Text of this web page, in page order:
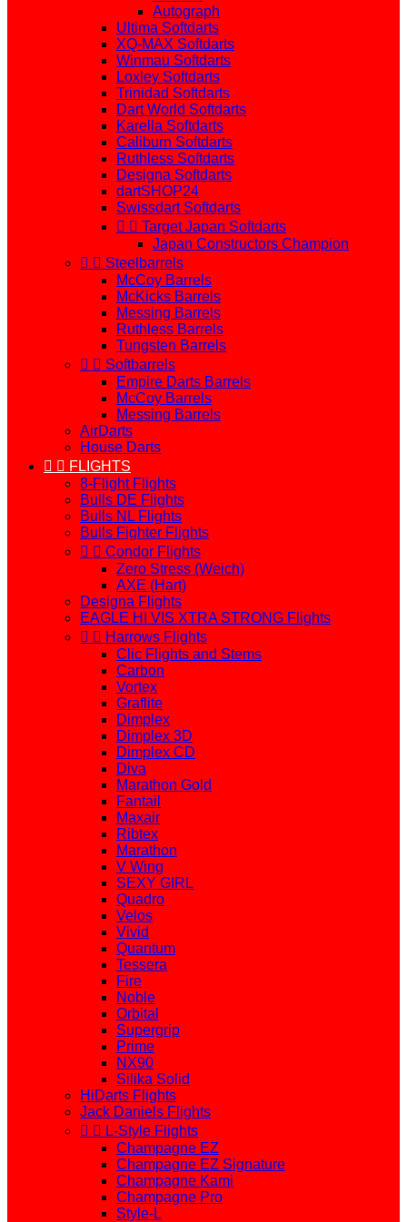
Autograph
Ultima Softdarts
XQ-MAX Softdarts
Winmau Softdarts
Loxley Softdarts
Trinidad Softdarts
Dart World Softdarts
Karella Softdarts
Caliburn Softdarts
Ruthless Softdarts
Designa Softdarts
dartSHOP24
Swissdart Softdarts
  Target Japan Softdarts
Japan Constructors Champion
  Steelbarrels
McCoy Barrels
McKicks Barrels
Messing Barrels
Ruthless Barrels
Tungsten Barrels
  Softbarrels
Empire Darts Barrels
McCoy Barrels
Messing Barrels
AirDarts
House Darts
  FLIGHTS
8-Flight Flights
Bulls DE Flights
Bulls NL Flights
Bulls Fighter Flights
  Condor Flights
Zero Stress (Weich)
AXE (Hart)
Designa Flights
EAGLE HI VIS XTRA STRONG Flights
  Harrows Flights
Clic Flights and Stems
Carbon
Vortex
Graflite
Dimplex
Dimplex 3D
Dimplex CD
Diva
Marathon Gold
Fantail
Maxair
Ribtex
Marathon
V Wing
SEXY GIRL
Quadro
Velos
Vivid
Quantum
Tessera
Fire
Noble
Orbital
Supergrip
Prime
NX90
Silika Solid
HiDarts Flights
Jack Daniels Flights
  L-Style Flights
Champagne EZ
Champagne EZ Signature
Champagne Kami
Champagne Pro
Style-L